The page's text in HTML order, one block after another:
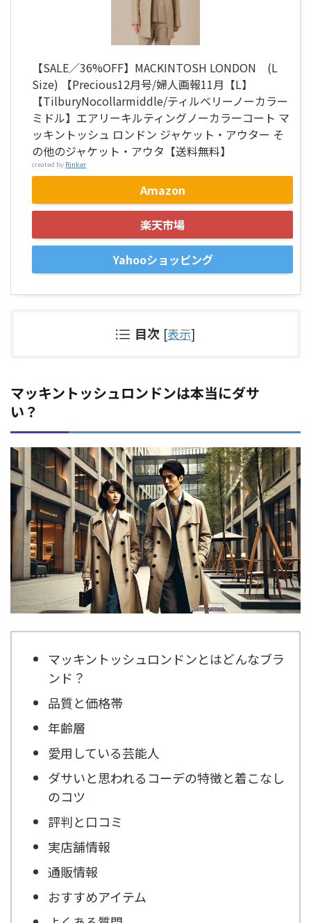
【SALE／36%OFF】MACKINTOSH LONDON (L
Size) 【Precious12月号/婦人画報11月【L】
【TilburyNocollarmiddle/ティルベリーノーカラー
ミドル】エアリーキルティングノーカラーコート マ
ッキントッシュ ロンドン ジャケット・アウター そ
の他のジャケット・アウタ【送料無料】
created by Rinker
Amazon
楽天市場
Yahooショッピング
目次 [表示]
マッキントッシュロンドンは本当にダサ
い？
マッキントッシュロンドンとはどんなブラ
ンド？
品質と価格帯
年齢層
愛用している芸能人
ダサいと思われるコーデの特徴と着こなし
のコツ
評判と口コミ
実店舗情報
通販情報
おすすめアイテム